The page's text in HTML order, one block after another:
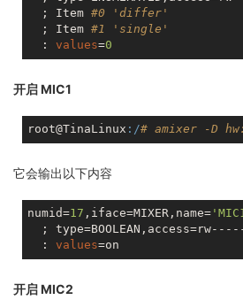
  ; Item
#0 'differ'
  ; Item
#1 'single'
  :
values=0
开启 MIC1
root@TinaLinux :/# amixer -D
它会输出以下内容
numid=17 ,iface=MIXER,name=
;
  :
values
开启 MIC2